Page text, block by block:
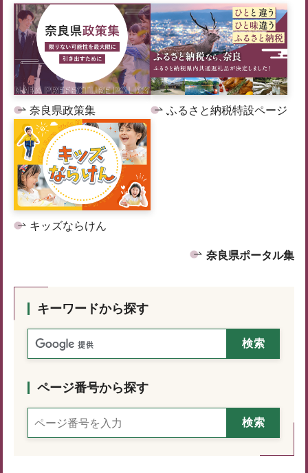
奈良県政策集 ふるさと納税特設ページ
キッズならけん
奈良県ポータル集
キーワードから探す
ページ番号から探す